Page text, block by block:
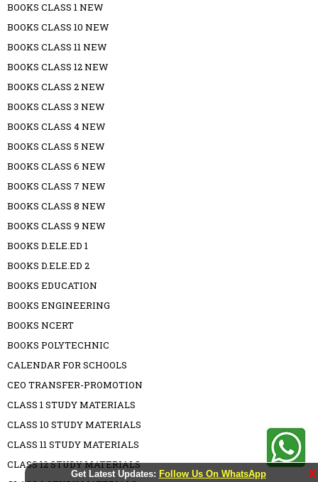
Get Latest Updates: Follow Us On WhatsApp X
BOOKS CLASS 1 NEW
BOOKS CLASS 10 NEW
BOOKS CLASS 11 NEW
BOOKS CLASS 12 NEW
BOOKS CLASS 2 NEW
BOOKS CLASS 3 NEW
BOOKS CLASS 4 NEW
BOOKS CLASS 5 NEW
BOOKS CLASS 6 NEW
BOOKS CLASS 7 NEW
BOOKS CLASS 8 NEW
BOOKS CLASS 9 NEW
BOOKS D.ELE.ED 1
BOOKS D.ELE.ED 2
BOOKS EDUCATION
BOOKS ENGINEERING
BOOKS NCERT
BOOKS POLYTECHNIC
CALENDAR FOR SCHOOLS
CEO TRANSFER-PROMOTION
CLASS 1 STUDY MATERIALS
CLASS 10 STUDY MATERIALS
CLASS 11 STUDY MATERIALS
CLASS 12 STUDY MATERIALS